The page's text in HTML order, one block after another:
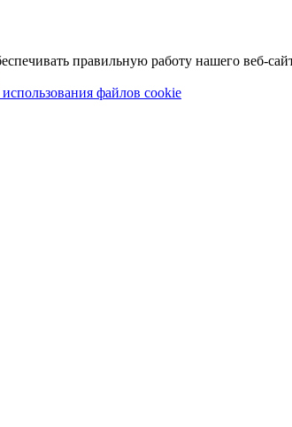
правильную работу нашего веб-
файлов cookie